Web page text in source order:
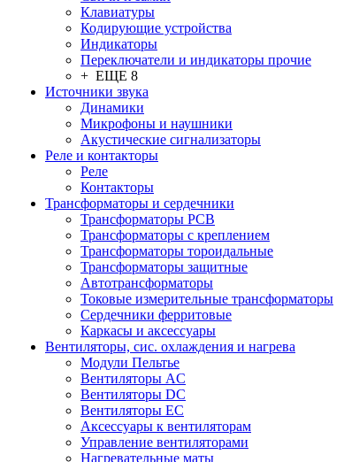
Клавиатуры
Кодирующие устройства
Индикаторы
Переключатели и индикаторы прочие
+ ЕЩЕ 8
Источники звука
Динамики
Микрофоны и наушники
Акустические сигнализаторы
Реле и контакторы
Реле
Контакторы
Трансформаторы и сердечники
Трансформаторы PCB
Трансформаторы с креплением
Трансформаторы тороидальные
Трансформаторы защитные
Автотрансформаторы
Токовые измерительные трансформаторы
Сердечники ферритовые
Каркасы и аксессуары
Вентиляторы, сис. охлаждения и нагрева
Модули Пельтье
Вентиляторы AC
Вентиляторы DC
Вентиляторы EC
Аксессуары к вентиляторам
Управление вентиляторами
Нагревательные маты